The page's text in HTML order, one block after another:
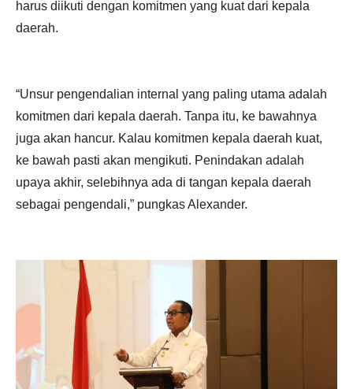
harus diikuti dengan komitmen yang kuat dari kepala
daerah.
“Unsur pengendalian internal yang paling utama adalah
komitmen dari kepala daerah. Tanpa itu, ke bawahnya
juga akan hancur. Kalau komitmen kepala daerah kuat,
ke bawah pasti akan mengikuti. Penindakan adalah
upaya akhir, selebihnya ada di tangan kepala daerah
sebagai pengendali,” pungkas Alexander.